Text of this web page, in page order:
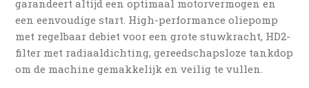
garandeert altijd een optimaal motorvermogen en
een eenvoudige start. High-performance oliepomp
met regelbaar debiet voor een grote stuwkracht, HD2-
filter met radiaaldichting, gereedschapsloze tankdop
om de machine gemakkelijk en veilig te vullen.